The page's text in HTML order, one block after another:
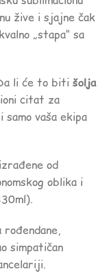
žive i sjajne čak
„stapa“ sa
li će to biti šolja
citat za
vaša ekipa
od
oblika i
simpatičan